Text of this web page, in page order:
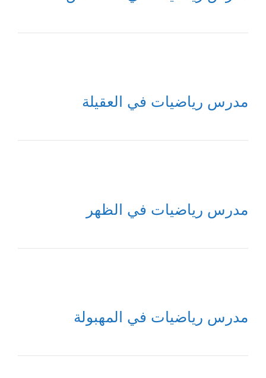
مدرس رياضيات في العقيلة
مدرس رياضيات في الظهر
مدرس رياضيات في المهبولة